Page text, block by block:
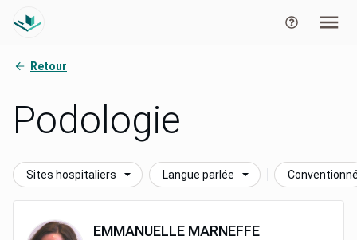
Retour
Podologie
Sites hospitaliers Langue parlée
EMMANUELLE MARNEFFE